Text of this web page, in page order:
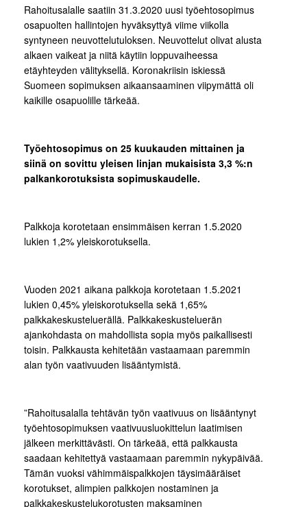
Rahoitusalalle saatiin 31.3.2020 uusi työehtosopimus
osapuolten hallintojen hyväksyttyä viime viikolla
syntyneen neuvottelutuloksen. Neuvottelut olivat alusta
alkaen vaikeat ja niitä käytiin loppuvaiheessa
etäyhteyden välityksellä. Koronakriisin iskiessä
Suomeen sopimuksen aikaansaaminen viipymättä oli
kaikille osapuolille tärkeää.
Työehtosopimus on 25 kuukauden mittainen ja
siinä on sovittu yleisen linjan mukaisista 3,3 %:n
palkankorotuksista sopimuskaudelle.
Palkkoja korotetaan ensimmäisen kerran 1.5.2020
lukien 1,2% yleiskorotuksella.
Vuoden 2021 aikana palkkoja korotetaan 1.5.2021
lukien 0,45% yleiskorotuksella sekä 1,65%
palkkakeskusteluerällä. Palkkakeskusteluerän
ajankohdasta on mahdollista sopia myös paikallisesti
toisin. Palkkausta kehitetään vastaamaan paremmin
alan työn vaativuuden lisääntymistä.
”Rahoitusalalla tehtävän työn vaativuus on lisääntynyt
työehtosopimuksen vaativuusluokittelun laatimisen
jälkeen merkittävästi. On tärkeää, että palkkausta
saadaan kehitettyä vastaamaan paremmin nykypäivää.
Tämän vuoksi vähimmäispalkkojen täysimääräiset
korotukset, alimpien palkkojen nostaminen ja
palkkakeskustelukorotusten maksaminen